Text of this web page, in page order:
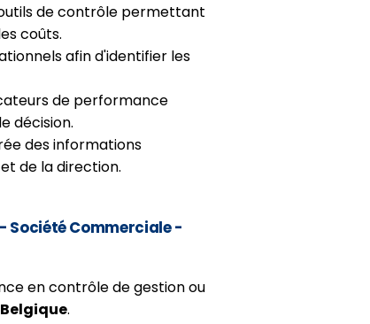
de contrôle permettant
coûts.
afin d'identifier les
de performance
décision.
des informations
de la direction.
Société Commerciale -
en contrôle de gestion ou
Belgique.